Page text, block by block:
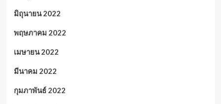
มิถุนายน 2022
พฤษภาคม 2022
เมษายน 2022
มีนาคม 2022
กุมภาพันธ์ 2022